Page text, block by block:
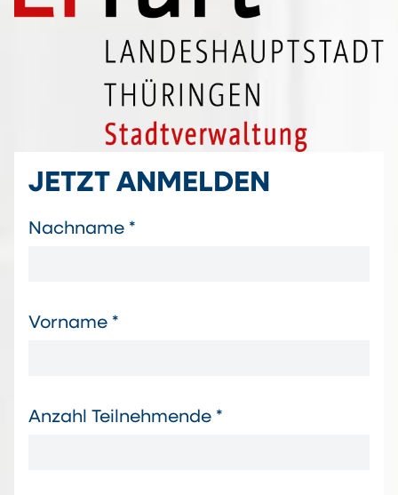
JETZT ANMELDEN
Nachname *
Vorname *
Anzahl Teilnehmende *